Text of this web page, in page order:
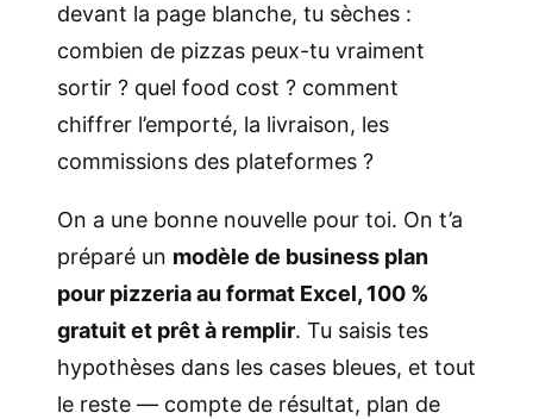
devant la page blanche, tu sèches :
combien de pizzas peux-tu vraiment
sortir ? quel food cost ? comment
chiffrer l’emporté, la livraison, les
commissions des plateformes ?
On a une bonne nouvelle pour toi. On t’a
préparé un modèle de business plan
pour pizzeria au format Excel, 100 %
gratuit et prêt à remplir. Tu saisis tes
hypothèses dans les cases bleues, et tout
le reste — compte de résultat, plan de